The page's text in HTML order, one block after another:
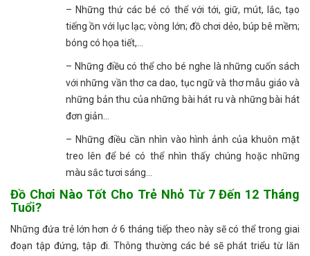
– Những thứ các bé có thể với tới, giữ, mút, lắc, tạo
tiếng ồn với lục lạc; vòng lớn; đồ chơi dẻo, búp bê mềm;
bóng có họa tiết,…
– Những điều có thể cho bé nghe là những cuốn sách
với những vần thơ ca dao, tục ngữ và thơ mẫu giáo và
những bản thu của những bài hát ru và những bài hát
đơn giản…
– Những điều cần nhìn vào hình ảnh của khuôn mặt
treo lên để bé có thể nhìn thấy chúng hoặc những
màu sắc tươi sáng…
Đồ Chơi Nào Tốt Cho Trẻ Nhỏ Từ 7 Đến 12 Tháng
Tuổi?
Những đứa trẻ lớn hơn ở 6 tháng tiếp theo này sẽ có thể trong giai
đoạn tập đứng, tập đi. Thông thường các bé sẽ phát triểu từ lăn